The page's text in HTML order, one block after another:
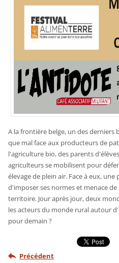
A la frontière belge, un des derniers
que mal face aux producteurs de
l'agriculture bio, des parents
agriculteurs se mobilisent pour
élevage de plein air. Face à eux,
d'imposer ses normes et menace
territoire. Jour après jour, deux
les acteurs du monde rural autour
pour demain ?
Précédent